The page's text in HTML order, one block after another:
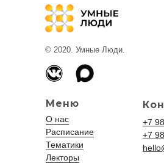
© 2020. Умные Люди.
Меню
О нас
Расписание
Тематики
Лекторы
+7
+7